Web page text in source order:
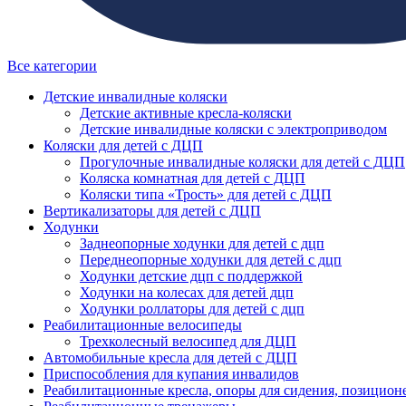
Все категории
Детские инвалидные коляски
Детские активные кресла-коляски
Детские инвалидные коляски с электроприводом
Коляски для детей с ДЦП
Прогулочные инвалидные коляски для детей с ДЦП
Коляска комнатная для детей с ДЦП
Коляски типа «Трость» для детей с ДЦП
Вертикализаторы для детей с ДЦП
Ходунки
Заднеопорные ходунки для детей с дцп
Переднеопорные ходунки для детей с дцп
Ходунки детские дцп с поддержкой
Ходунки на колесах для детей дцп
Ходунки роллаторы для детей с дцп
Реабилитационные велосипеды
Трехколесный велосипед для ДЦП
Автомобильные кресла для детей с ДЦП
Приспособления для купания инвалидов
Реабилитационные кресла, опоры для сидения,